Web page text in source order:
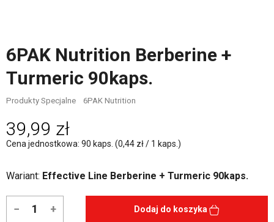
6PAK Nutrition Berberine +
Turmeric 90kaps.
Produkty Specjalne 6PAK Nutrition
39,99 zł
Cena jednostkowa: 90 kaps. (0,44 zł / 1 kaps.)
Wariant: Effective Line Berberine + Turmeric 90kaps.
− + Dodaj do koszyka